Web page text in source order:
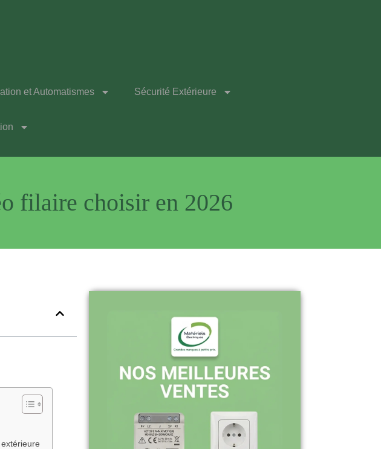
et Automatismes Sécurité Extérieure
filaire choisir en 2026
Pourquoi nous choisir ?
à jour sur le site